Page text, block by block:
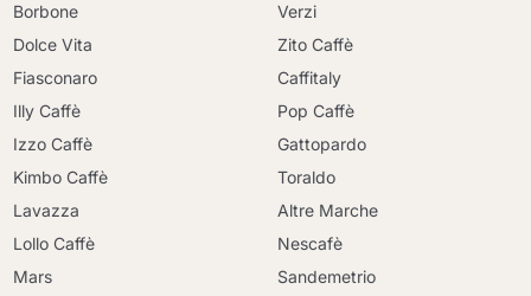
Borbone
Dolce Vita
Fiasconaro
Illy Caffè
Izzo Caffè
Kimbo Caffè
Lavazza
Lollo Caffè
Mars
Verzi
Zito Caffè
Caffitaly
Pop Caffè
Gattopardo
Toraldo
Altre Marche
Nescafè
Sandemetrio